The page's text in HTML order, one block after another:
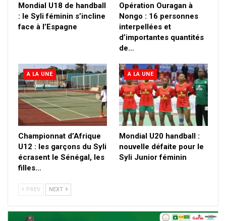
Mondial U18 de handball
: le Syli féminin s’incline
face à l’Espagne
Opération Ouragan à
Nongo : 16 personnes
interpellées et
d’importantes quantités
de…
A LA UNE
Championnat d’Afrique
U12 : les garçons du Syli
écrasent le Sénégal, les
filles…
A LA UNE
Mondial U20 handball :
nouvelle défaite pour le
Syli Junior féminin
PREV NEXT